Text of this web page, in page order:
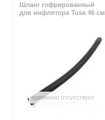
Шланг гофрированный
для инфлятора Tusa 46 см
временно отсутствует